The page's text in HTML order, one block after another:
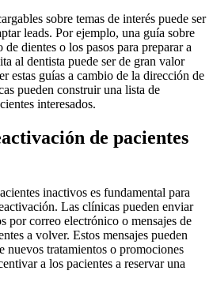
sobre temas de interés puede ser
leads. Por ejemplo, una guía sobre
dientes o los pasos para preparar a
al dentista puede ser de gran valor
estas guías a cambio de la dirección de
pueden construir una lista de
interesados.
de pacientes
inactivos es fundamental para
Las clínicas pueden enviar
por correo electrónico o mensajes de
a volver. Estos mensajes pueden
nuevos tratamientos o promociones
a los pacientes a reservar una